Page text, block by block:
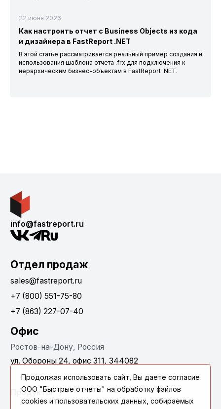
22 июня 2026
Как настроить отчет с Business Objects из кода
и дизайнера в FastReport .NET
В этой статье рассматривается реальный пример создания и
использования шаблона отчета .frx для подключения к
иерархическим бизнес-объектам в FastReport .NET.
info@fastreport.ru
Отдел продаж
sales@fastreport.ru
+7 (800) 551-75-80
+7 (863) 227-07-40
Офис
Ростов-на-Дону, Россия
ул. Обороны 24, офис 311, 344082
Продукты
Продолжая использовать сайт, Вы даете согласие
ООО "Быстрые отчеты" на обработку файлов
cookies и пользовательских данных, собираемых